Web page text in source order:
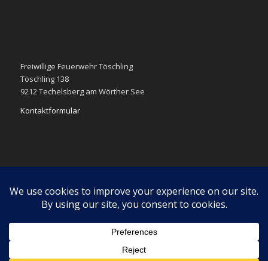
Freiwillige Feuerwehr Töschling
Töschling 138
9212 Techelsberg am Wörther See
Kontaktformular
Datenschutzerklärung
stimmst du der Verwendung von Cookies zu.